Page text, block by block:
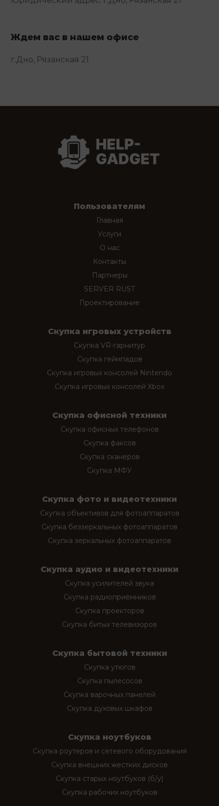
Ждем вас в нашем офисе
г.Дно, Рязанская 21
Пользователям
Главная
Услуги
О нас
Контакты
Партнеры
SERVER RUST
Проектирование
Скупка игровых устройств
Скупка VR-гарнитур
Скупка геймпадов
Скупка игровых консолей Nintendo
Скупка игровых консолей Xbox
Скупка офисной техники
Скупка офисных телефонов
Скупка факсов
Скупка сканеров
Скупка МФУ
Скупка фото и видеотехники
Скупка объективов для фотоаппаратов
Скупка беззеркальных фотоаппаратов
Скупка зеркальных фотоаппаратов
Скупка аудио и видеотехники
Скупка усилителей звука
Скупка радиоприёмников
Скупка проекторов
Скупка битых телевизоров
Скупка бытовой техники
Скупка утюгов
Скупка пылесосов
Скупка варочных панелей
Скупка духовых шкафов
Скупка ноутбуков
Скупка роутеров и сетевого оборудования
Скупка внешних жестких дисков
Скупка старых ноутбуков (б/у)
Скупка рабочих ноутбуков